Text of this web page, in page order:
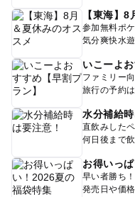
【東海】
参加無料ポ
気分爽快水
いこーよ
ファミリー
旅行の予約
水分補給時
直飲みした
何日後まで
お得いっ
早い者勝ち
発売日や価